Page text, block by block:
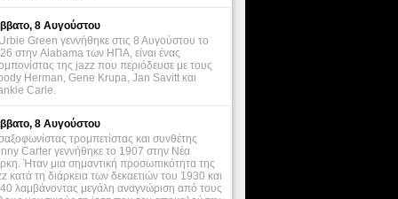
8 Αυγούστου
Green γεννήθηκε στις 8 Αυγούστου το
στην Alabama των ΗΠΑ, είναι ένας
της jazz που περιόδευσε με τους
Herman, Gene Krupa, Jan Savitt και
Carle.
8 Αυγούστου
τρομπετίστας και συνθέτης
Carter γεννήθηκε το 1907 στην Νέα
Ήταν μια σημαντική προσωπικότητα της
κατά τη διάρκεια των δεκαετιών του 1930 και
λαμβάνοντας μεγάλη αναγνώριση από τους